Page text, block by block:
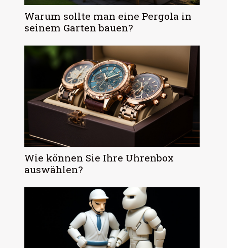
Warum sollte man eine Pergola in
seinem Garten bauen?
Wie können Sie Ihre Uhrenbox
auswählen?